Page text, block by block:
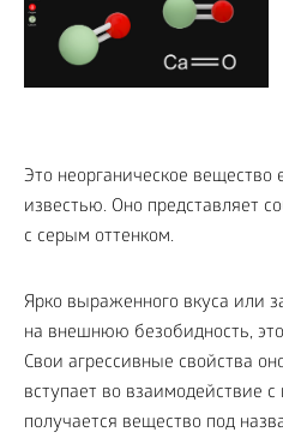
Это неорганическое
известью. Оно представляет
с серым оттенком.
Ярко выраженного вкуса или
на внешнюю безобидность,
Свои агрессивные свойства
вступает во взаимодействие с
получается вещество под